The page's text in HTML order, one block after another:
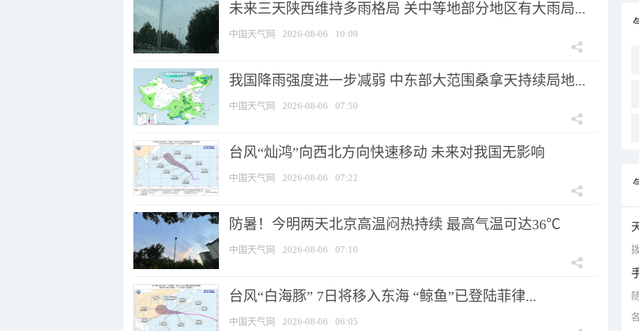
未来三天陕西维持多雨格局 关中等地部分地区有大雨局...
中国天气网 2026-08-06 10:09
我国降雨强度进一步减弱 中东部大范围桑拿天持续局地...
中国天气网 2026-08-06 07:50
台风“灿鸿”向西北方向快速移动 未来对我国无影响
中国天气网 2026-08-06 07:22
防暑！今明两天北京高温闷热持续 最高气温可达36℃
中国天气网 2026-08-06 07:10
台风“白海豚” 7日将移入东海 “鲸鱼”已登陆菲律...
中国天气网 2026-08-06 06:05